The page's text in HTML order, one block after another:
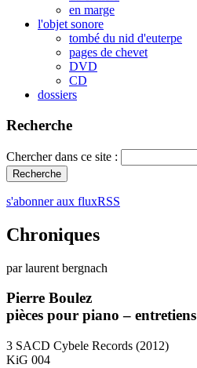
en marge
l'objet sonore
tombé du nid d'euterpe
pages de chevet
DVD
CD
dossiers
Recherche
Chercher dans ce site :
s'abonner aux fluxRSS
Chroniques
par laurent bergnach
Pierre Boulez
pièces pour piano – entretiens
3 SACD Cybele Records (2012)
KiG 004